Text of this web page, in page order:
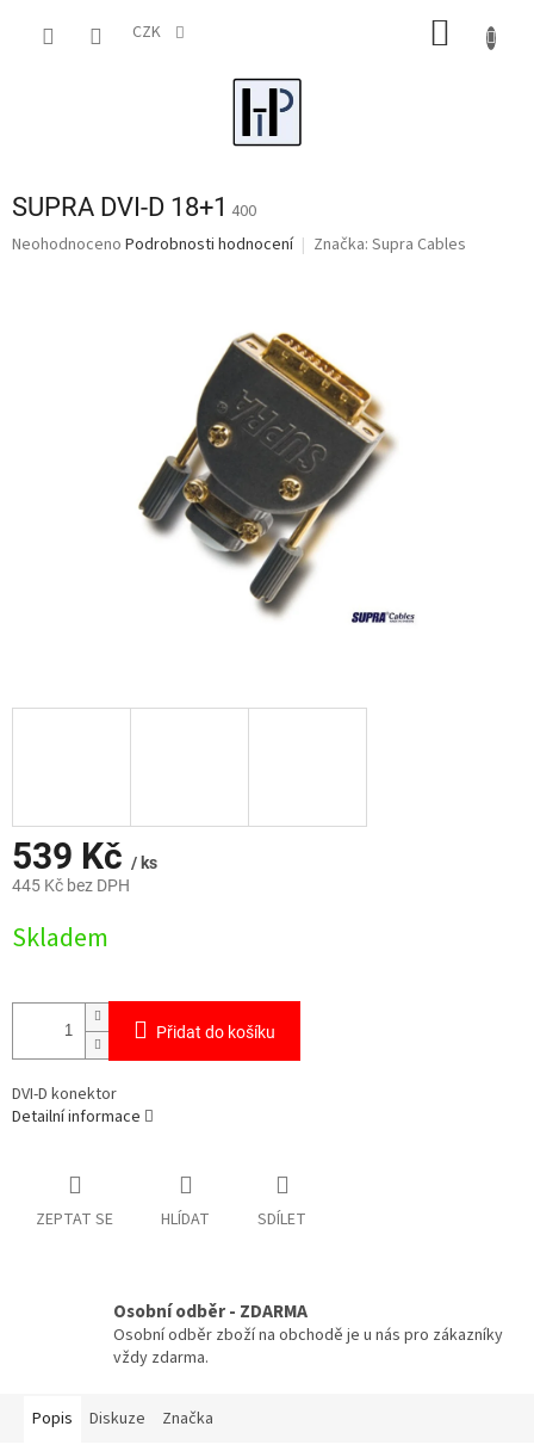
CZK
SUPRA DVI-D 18+1 400
Průměrné
Neohodnoceno Podrobnosti hodnocení Značka: Supra Cables
539 Kč / ks
445 Kč bez DPH
cena:
Skladem
Přidat do košíku
DVI-D konektor
Detailní informace
ZEPTAT SE HLÍDAT SDÍLET
Osobní odběr - ZDARMA
Osobní odběr zboží na obchodě je u nás pro zákazníky
vždy zdarma.
Popis Diskuze Značka